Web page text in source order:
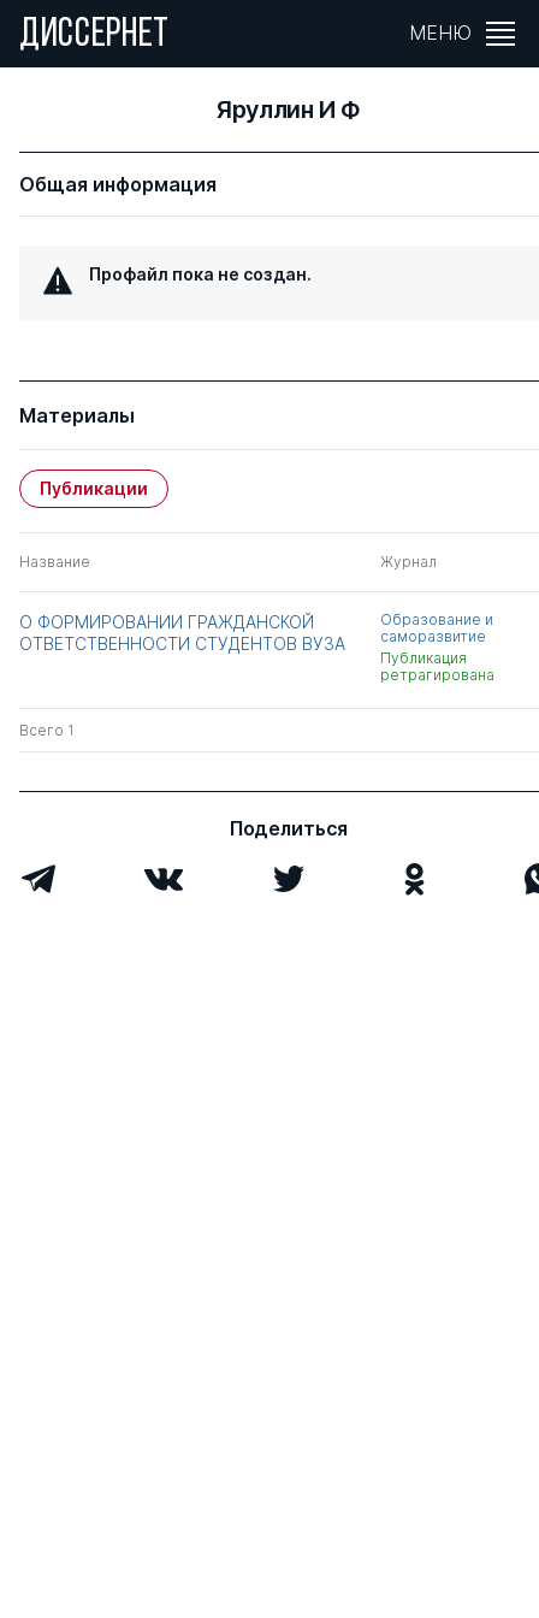
ДИССЕРНЕТ МЕНЮ
Яруллин И Ф
Общая информация
Профайл пока не создан.
Материалы
Публикации
Название Журнал
О ФОРМИРОВАНИИ ГРАЖДАНСКОЙ
ОТВЕТСТВЕННОСТИ СТУДЕНТОВ ВУЗА
Образование и
саморазвитие
Публикация
ретрагирована
Всего 1
Поделиться